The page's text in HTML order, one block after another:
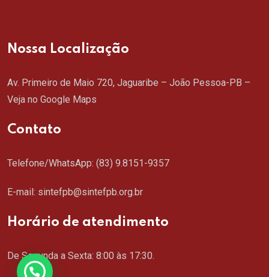
Nossa Localização
Av. Primeiro de Maio 720, Jaguaribe – João Pessoa-PB –
Veja no Google Maps
Contato
Telefone/WhatsApp: (83) 9.8151-9357
E-mail: sintefpb@sintefpb.org.br
Horário de atendimento
De Segunda a Sexta: 8:00 às 17:30.